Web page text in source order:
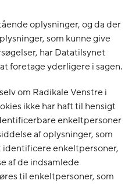
oplysninger, og da der
som kunne give
har Datatilsynet
foretage yderligere i sagen.
om Radikale Venstre i
ikke har haft til hensigt
enkeltpersoner
af oplysninger, som
enkeltpersoner,
af de indsamlede
til enkeltpersoner, som